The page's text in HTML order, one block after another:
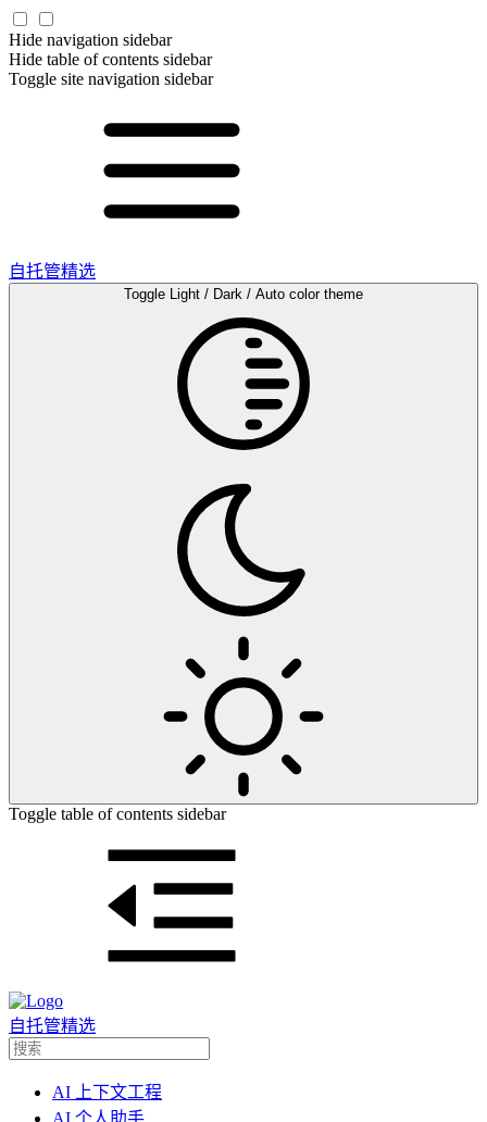
Hide navigation sidebar
Hide table of contents sidebar
Toggle site navigation sidebar
自托管精选
Toggle Light / Dark / Auto color theme
Toggle table of contents sidebar
自托管精选
AI 上下文工程
AI 个人助手